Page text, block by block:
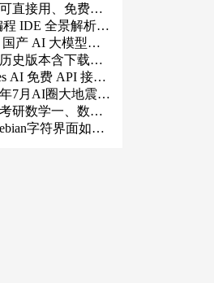
直接用、免费额
久免费的大模型AP
含 SiliconFlow、
阿里、智谱、百
、DeepSeek、
等）
程 IDE 全景解析 2
Agent 全面接管开
国产 AI 大模型横
、通义千
、文心一言、
豆包谁更能打？
史版本含下载地
PC | 安卓
）及设置微信不
AI 免费 API 接入
文本、生图、生
一套接口全免费
7月AI圈大地震：
5.6被政府限制、Cl
驻Slack、Anthrop
研数学一、数学
学三真题试卷及
字符界面如何